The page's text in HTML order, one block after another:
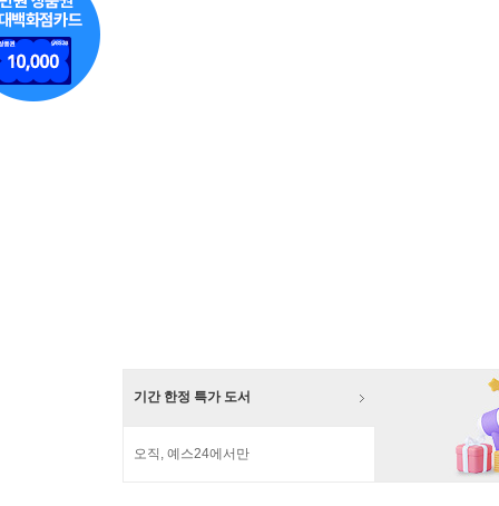
기간 한정 특가 도서
오직, 예스24에서만